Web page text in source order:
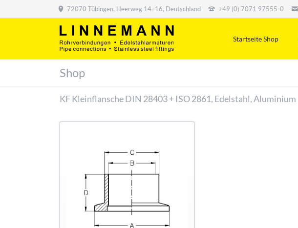
72070 Tübingen, Heerweg 14–16, Deutschland +49 (0) 7071 97555-0
Startseite Shop
Shop
KF Kleinflansche DIN 28403 + ISO 2861, Edelstahl, Aluminium